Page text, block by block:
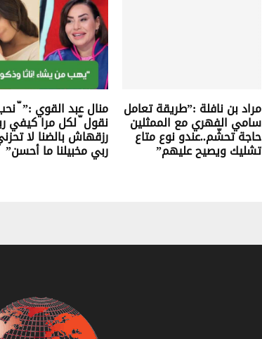
مراد بن نافلة :”طريقة تعامل
سامي الفهري مع الممثلين
حاجة تحشّم..عندو نوع متاع
تشليك ويصيح عليهم”
منال عبد القوي :”
نقول ّ لكل مرا كيفي
رزقهاش بالضنا لا
ربي مخبيلنا ما أحسن”